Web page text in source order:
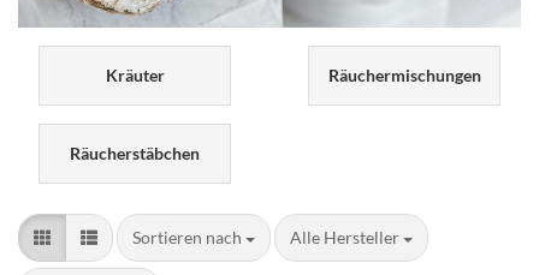
Kräuter Räuchermischungen
Räucherstäbchen
Sortieren nach
Sortieren nach Alle Hersteller
pro Seite